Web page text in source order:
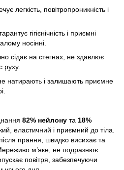
легкість, повітропроникність і
гарантує гігієнічність і приємні
носінні.
сідає на стегнах, не здавлює
руху.
натирають і залишають приємне
82% нейлону та 18%
еластичний і приємний до тіла.
прання, швидко висихає та
м’яке, не подразнює
повітря, забезпечуючи